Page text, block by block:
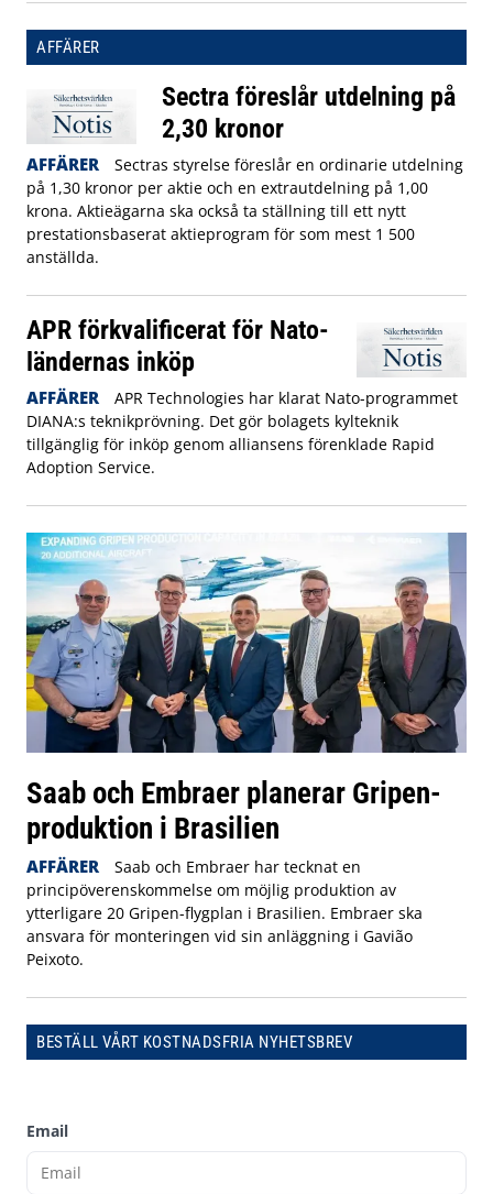
AFFÄRER
Sectra föreslår utdelning på
2,30 kronor
AFFÄRER
Sectras styrelse föreslår en ordinarie utdelning
på 1,30 kronor per aktie och en extrautdelning på 1,00
krona. Aktieägarna ska också ta ställning till ett nytt
prestationsbaserat aktieprogram för som mest 1 500
anställda.
APR förkvalificerat för Nato-
ländernas inköp
AFFÄRER
APR Technologies har klarat Nato-programmet
DIANA:s teknikprövning. Det gör bolagets kylteknik
tillgänglig för inköp genom alliansens förenklade Rapid
Adoption Service.
Saab och Embraer planerar Gripen-
produktion i Brasilien
AFFÄRER
Saab och Embraer har tecknat en
principöverenskommelse om möjlig produktion av
ytterligare 20 Gripen-flygplan i Brasilien. Embraer ska
ansvara för monteringen vid sin anläggning i Gavião
Peixoto.
BESTÄLL VÅRT KOSTNADSFRIA NYHETSBREV
Email